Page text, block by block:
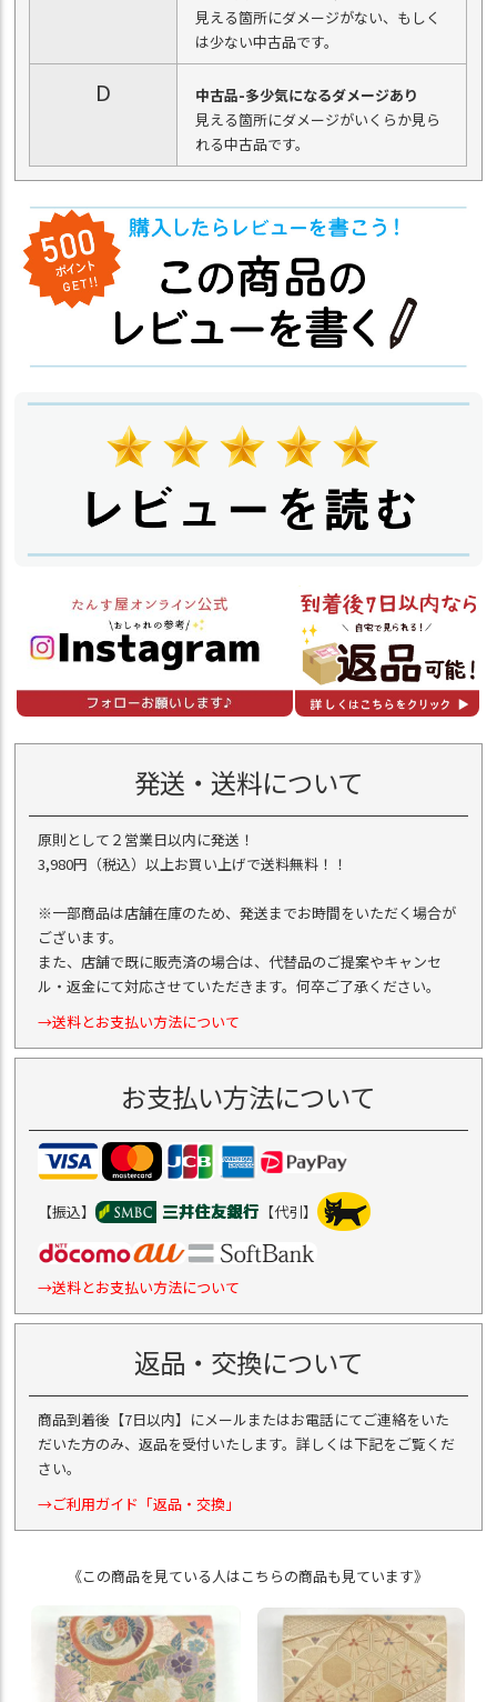
見える箇所にダメージがない、もしく
は少ない中古品です。
D
中古品-多少気になるダメージあり
見える箇所にダメージがいくらか見ら
れる中古品です。
発送・送料について
原則として２営業日以内に発送！
3,980円（税込）以上お買い上げで送料無料！！
※一部商品は店舗在庫のため、発送までお時間をいただく場合が
ございます。
また、店舗で既に販売済の場合は、代替品のご提案やキャンセ
ル・返金にて対応させていただきます。何卒ご了承ください。
→送料とお支払い方法について
お支払い方法について
【振込】 【代引】
→送料とお支払い方法について
返品・交換について
商品到着後【7日以内】にメールまたはお電話にてご連絡をいた
だいた方のみ、返品を受付いたします。詳しくは下記をご覧くだ
さい。
→ご利用ガイド「返品・交換」
《この商品を見ている人はこちらの商品も見ています》